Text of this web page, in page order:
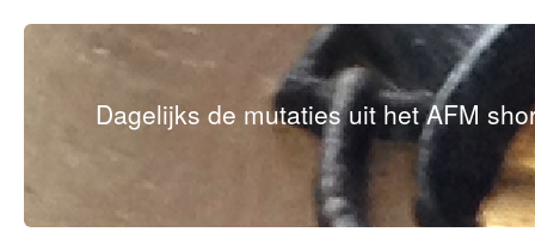
Dagelijks de mutaties uit het AFM